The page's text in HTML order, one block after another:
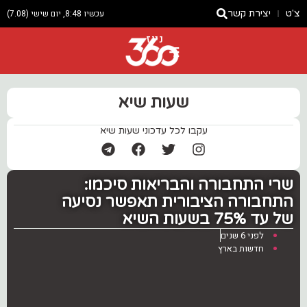
צ'ט יצירת קשר עכשיו 8:48, יום שישי (7.08)
ניוז
שעות שיא
עקבו לכל עדכוני שעות שיא
‏שרי התחבורה והבריאות סיכמו:
התחבורה הציבורית תאפשר נסיעה
של עד 75% בשעות השיא
לפני 6 שנים
חדשות בארץ